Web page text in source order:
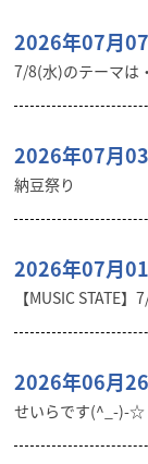
2026年07月
7/8(水)のテーマは
2026年07月
納豆祭り
2026年07月
【MUSIC STATE
2026年06月
せいらです(^_-)-☆